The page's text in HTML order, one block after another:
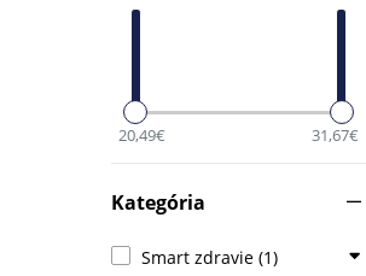
20,49€ 31,67€
Kategória
Smart zdravie (1)